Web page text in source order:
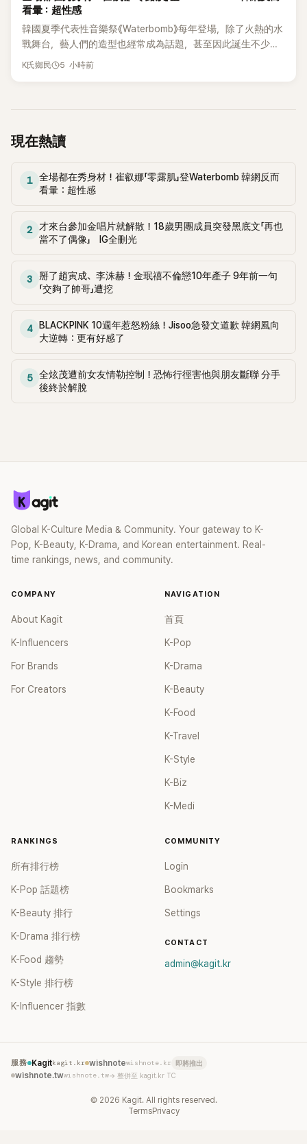
看暈：超性感
韓國夏季代表性音樂祭《Waterbomb》每年登場，除了火熱的水
戰舞台，藝人們的造型也經常成為話題，甚至因此誕生不少
「Waterbomb女神」、「Waterbomb男神」。過去包括泫雅、宣
K氏鄉民 5 小時前
現在熱讀
1
全場都在秀身材！崔叡娜「零露肌」登Waterbomb 韓網反而
看暈：超性感
2
才來台參加金唱片就解散！18歲男團成員突發黑底文「再也
當不了偶像」 IG全刪光
3
掰了趙寅成、李洙赫！金珉禧不倫戀10年產子 9年前一句
「交夠了帥哥」遭挖
4
BLACKPINK 10週年惹怒粉絲！Jisoo急發文道歉 韓網風向
大逆轉：更有好感了
5
全炫茂遭前女友情勒控制！恐怖行徑害他與朋友斷聯 分手
後終於解脫
Global K-Culture Media & Community. Your gateway to K-
Pop, K-Beauty, K-Drama, and Korean entertainment. Real-
time rankings, news, and community.
COMPANY
About Kagit
K-Influencers
For Brands
For Creators
NAVIGATION
首頁
K-Pop
K-Drama
K-Beauty
K-Food
K-Travel
K-Style
K-Biz
K-Medi
RANKINGS
所有排行榜
K-Pop 話題榜
K-Beauty 排行
K-Drama 排行榜
K-Food 趨勢
K-Style 排行榜
K-Influencer 指數
COMMUNITY
Login
Bookmarks
Settings
CONTACT
admin@kagit.kr
服務 Kagitkagit.kr wishnotewishnote.kr 即將推出
wishnote.twwishnote.tw→ 整併至 kagit.kr TC
© 2026 Kagit. All rights reserved.
TermsPrivacy